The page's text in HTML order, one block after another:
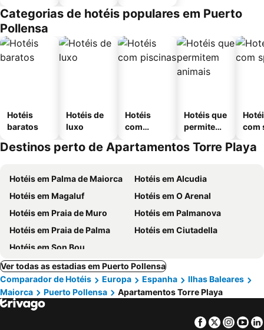
Categorias de hotéis populares em Puerto
Pollensa
Hotéis
baratos
Hotéis de
luxo
Hotéis
com
Hotéis que
permitem
com
Destinos perto de Apartamentos Torre Playa
Hotéis em Palma de Maiorca
Hotéis em Alcudia
Hotéis em Magaluf
Hotéis em O Arenal
Hotéis em Praia de Muro
Hotéis em Palmanova
Hotéis em Praia de Palma
Hotéis em Ciutadella
Hotéis em Son Bou
Ver todas as estadias em Puerto Pollensa
Comparador de Hotéis
Europa Espanha
Ilhas Baleares
Maiorca
Puerto Pollensa Apartamentos Torre Playa
Facebook
Twitter